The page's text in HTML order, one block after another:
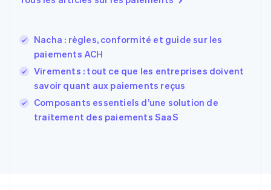
Nacha : règles, conformité et guide sur les
paiements ACH
Virements : tout ce que les entreprises doivent
savoir quant aux paiements reçus
Composants essentiels d’une solution de
traitement des paiements SaaS
English
Finlande
EnglishSvenska
FrançaisEnglish
Gibraltar
English
Grèce